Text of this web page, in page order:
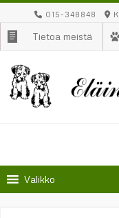
to
content
015-348848
Tietoa meistä
Valikko